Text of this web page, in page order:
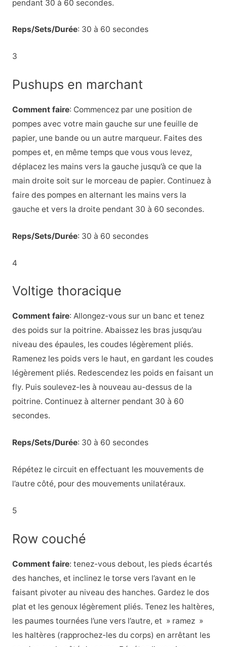
pendant 30 à 60 secondes.
Reps/Sets/Durée: 30 à 60 secondes
3
Pushups en marchant
Comment faire: Commencez par une position de
pompes avec votre main gauche sur une feuille de
papier, une bande ou un autre marqueur. Faites des
pompes et, en même temps que vous vous levez,
déplacez les mains vers la gauche jusqu’à ce que la
main droite soit sur le morceau de papier. Continuez à
faire des pompes en alternant les mains vers la
gauche et vers la droite pendant 30 à 60 secondes.
Reps/Sets/Durée: 30 à 60 secondes
4
Voltige thoracique
Comment faire: Allongez-vous sur un banc et tenez
des poids sur la poitrine. Abaissez les bras jusqu’au
niveau des épaules, les coudes légèrement pliés.
Ramenez les poids vers le haut, en gardant les coudes
légèrement pliés. Redescendez les poids en faisant un
fly. Puis soulevez-les à nouveau au-dessus de la
poitrine. Continuez à alterner pendant 30 à 60
secondes.
Reps/Sets/Durée: 30 à 60 secondes
Répétez le circuit en effectuant les mouvements de
l’autre côté, pour des mouvements unilatéraux.
5
Row couché
Comment faire: tenez-vous debout, les pieds écartés
des hanches, et inclinez le torse vers l’avant en le
faisant pivoter au niveau des hanches. Gardez le dos
plat et les genoux légèrement pliés. Tenez les haltères,
les paumes tournées l’une vers l’autre, et » ramez »
les haltères (rapprochez-les du corps) en arrêtant les